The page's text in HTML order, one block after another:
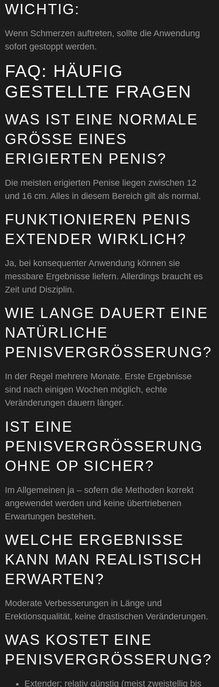
WICHTIG:
Wenn Schmerzen auftreten, sollte die Anwendung
sofort gestoppt werden.
FAQ: HÄUFIG
GESTELLTE FRAGEN
WAS IST EINE NORMALE
GRÖSSE EINES E
RIGIERTEN PENIS?
Die meisten erigierten Penise liegen zwischen 12
und 16 cm. Alles in diesem Bereich gilt als normal.
FUNKTIONIEREN PENIS
EXTENDER WIRKLICH?
Ja, bei konsequenter Anwendung können sie
messbare Ergebnisse liefern. Allerdings braucht es
Zeit und Disziplin.
WIE LANGE DAUERT EINE
NATÜRLICHE
PENISVERGRÖSSERUNG?
In der Regel mehrere Monate. Erste Ergebnisse
sind nach einigen Wochen möglich, echte
Veränderungen dauern länger.
IST EINE
PENISVERGRÖSSERUNG O
HNE OP SICHER?
Im Allgemeinen ja – sofern die Methoden korrekt
angewendet werden und keine übertriebenen
Erwartungen bestehen.
WELCHE ERGEBNISSE
KANN MAN REALISTISCH
ERWARTEN?
Moderate Verbesserungen in Länge und
Erektionsqualität, keine drastischen Veränderungen.
WAS KOSTET EINE
PENISVERGRÖSSERUNG?
Extender: relativ günstig (meist zweistellig bis